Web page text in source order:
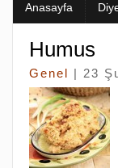
Anasayfa
Humus
Genel | 23